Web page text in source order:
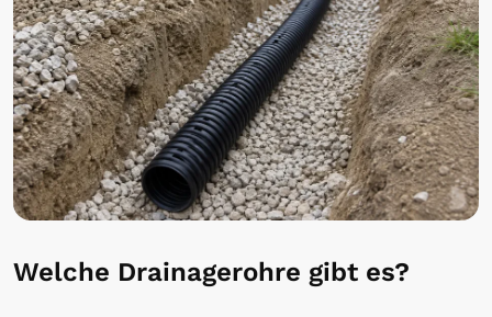
Welche Drainagerohre gibt es?